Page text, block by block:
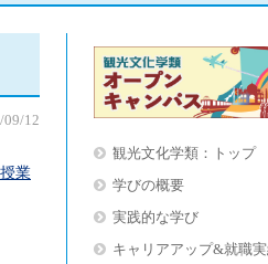
09/12
業
観光文化学類：トップ
学びの概要
実践的な学び
キャリアアップ&就職